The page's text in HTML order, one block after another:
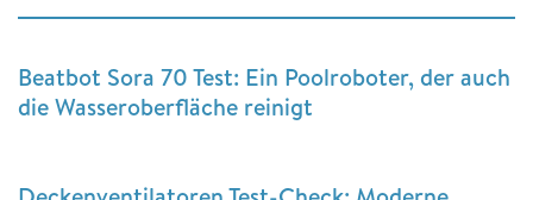
Beatbot Sora 70 Test: Ein Poolroboter, der auch
die Wasseroberfläche reinigt